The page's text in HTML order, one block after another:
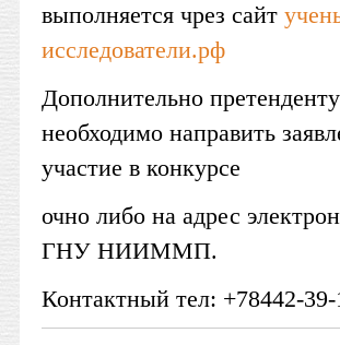
выполняется чрез сайт
исследователи.рф
Дополнительно претенденту
необходимо направить
участие в конкурсе
очно либо на адрес
ГНУ НИИММП.
Контактный тел: +78442-